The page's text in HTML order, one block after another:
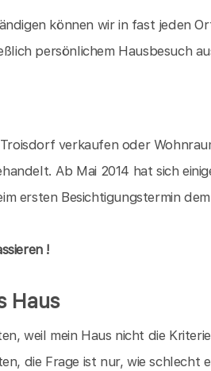
können wir in fast jeden
persönlichem Hausbesuch
verkaufen oder
Ab Mai 2014 hat sich
ersten Besichtigungstermin
!
Haus
weil mein Haus nicht die
die Frage ist nur, wie schlecht